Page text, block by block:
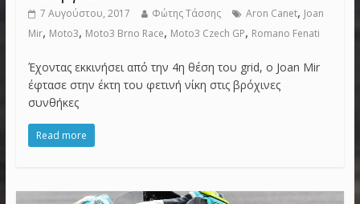
7 Αυγούστου, 2017 Φώτης Τάσσης Aron Canet, Joan
Mir, Moto3, Moto3 Brno Race, Moto3 Czech GP, Romano Fenati
Έχοντας εκκινήσει από την 4η θέση του grid, ο Joan Mir
έφτασε στην έκτη του φετινή νίκη στις βρόχινες
συνθήκες
Read more